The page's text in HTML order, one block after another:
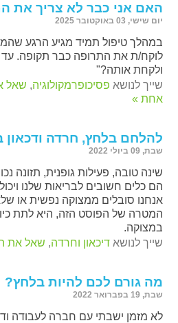
האם אני כבר לא צריך את
יום שישי, 03 באוקטובר 2025
במהלך טיפול תמיד מגיע הרגע
לוקח/ת את התרופה כבר תקופה. עד
ולקחת אותה?"
שייך לנושא פסיכופרמקולוגיה, שאל
אחת »
להלחם בלחץ, חרדה ודכאון
שבת, 09 ביולי 2022
שינה טובה, פעילות גופנית, תזונה
הם כלים חשובים לבריאות שלנו
אנחנו סובלים ממצוקה נפשית או
המטרה של הפוסט הזה, היא לתת
במצוקה.
שייך לנושאדיכאון וחרדה, שאל את
מה גורם לכם להיות בלחץ?
שבת, 19 בפברואר 2022
לא מזמן ישבתי עם חברה לעבודה